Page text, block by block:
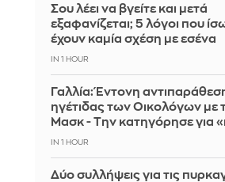
Σου λέει να βγείτε και μετά
εξαφανίζεται; 5 λόγοι που
έχουν καμία σχέση με εσένα
IN 1 HOUR
Γαλλία: Έντονη
ηγέτιδας των Οικολόγων με
Μασκ - Την κατηγόρησε για
IN 1 HOUR
Δύο συλλήψεις για τις